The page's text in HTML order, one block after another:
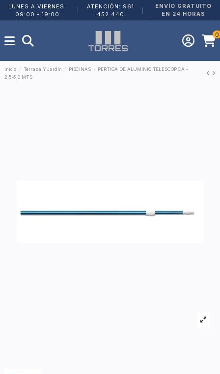
LUNES A VIERNES:
09:00 - 19:00
ATENCIÓN: 961
452 440
ENVÍO GRATUITO
EN 24 HORAS
0
Inicio Terraza Y Jardín PISCINAS
PERTIGA DE ALUMINIO TELESCOPICA -
2,5-5,0 MTS